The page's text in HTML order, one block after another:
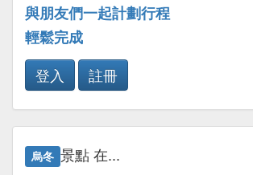
與朋友們一起計劃行程
輕鬆完成
登入
註冊
烏冬 景點 在...